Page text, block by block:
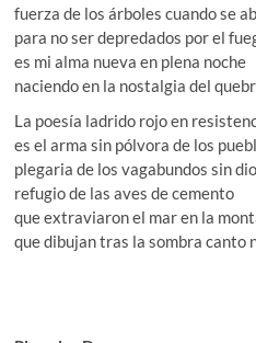
fuerza de los árboles cuando se
para no ser depredados por el
es mi alma nueva en plena noche
naciendo en la nostalgia del
La poesía ladrido rojo en
es el arma sin pólvora de los
plegaria de los vagabundos sin
refugio de las aves de cemento
que extraviaron el mar en la
que dibujan tras la sombra canto